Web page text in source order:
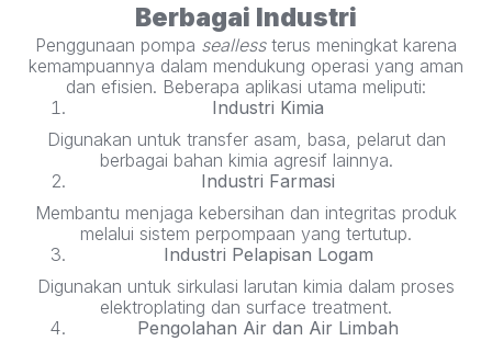
Berbagai Industri
Penggunaan pompa seallessterus meningkat karena
kemampuannya dalam mendukung operasi yang aman
dan efisien. Beberapa aplikasi utama meliputi:
Industri Kimia
Digunakan untuk transfer asam, basa, pelarut dan
berbagai bahan kimia agresif lainnya.
Industri Farmasi
Membantu menjaga kebersihan dan integritas produk
melalui sistem perpompaan yang tertutup.
Industri Pelapisan Logam
Digunakan untuk sirkulasi larutan kimia dalam proses
elektroplating dan surface treatment.
Pengolahan Air dan Air Limbah